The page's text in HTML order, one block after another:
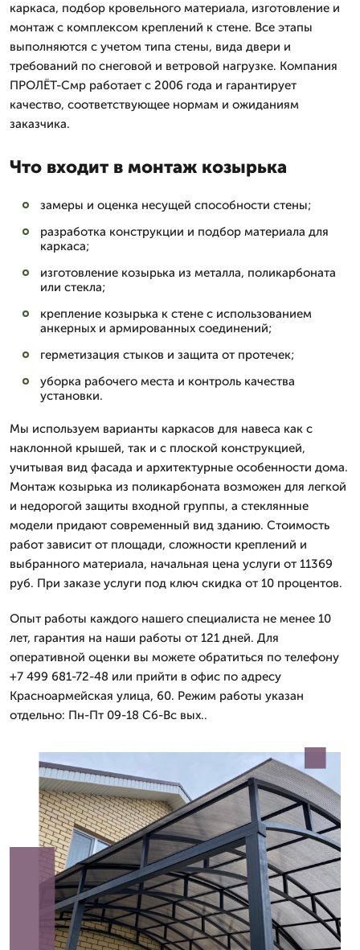
каркаса, подбор кровельного материала, изготовление и
монтаж с комплексом креплений к стене. Все этапы
выполняются с учетом типа стены, вида двери и
требований по снеговой и ветровой нагрузке. Компания
ПРОЛЁТ-Смр работает с 2006 года и гарантирует
качество, соответствующее нормам и ожиданиям
заказчика.
Что входит в монтаж козырька
замеры и оценка несущей способности стены;
разработка конструкции и подбор материала для
каркаса;
изготовление козырька из металла, поликарбоната
или стекла;
крепление козырька к стене с использованием
анкерных и армированных соединений;
герметизация стыков и защита от протечек;
уборка рабочего места и контроль качества
установки.
Мы используем варианты каркасов для навеса как с
наклонной крышей, так и с плоской конструкцией,
учитывая вид фасада и архитектурные особенности дома.
Монтаж козырька из поликарбоната возможен для легкой
и недорогой защиты входной группы, а стеклянные
модели придают современный вид зданию. Стоимость
работ зависит от площади, сложности креплений и
выбранного материала, начальная цена услуги от 11369
руб. При заказе услуги под ключ скидка от 10 процентов.
Опыт работы каждого нашего специалиста не менее 10
лет, гарантия на наши работы от 121 дней. Для
оперативной оценки вы можете обратиться по телефону
+7 499 681-72-48 или прийти в офис по адресу
Красноармейская улица, 60. Режим работы указан
отдельно: Пн-Пт 09-18 Сб-Вс вых..